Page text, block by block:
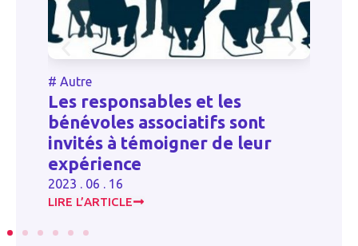
# Autre
Les responsables et les
bénévoles associatifs sont
invités à témoigner de leur
expérience
2023 . 06 . 16
LIRE L’ARTICLE